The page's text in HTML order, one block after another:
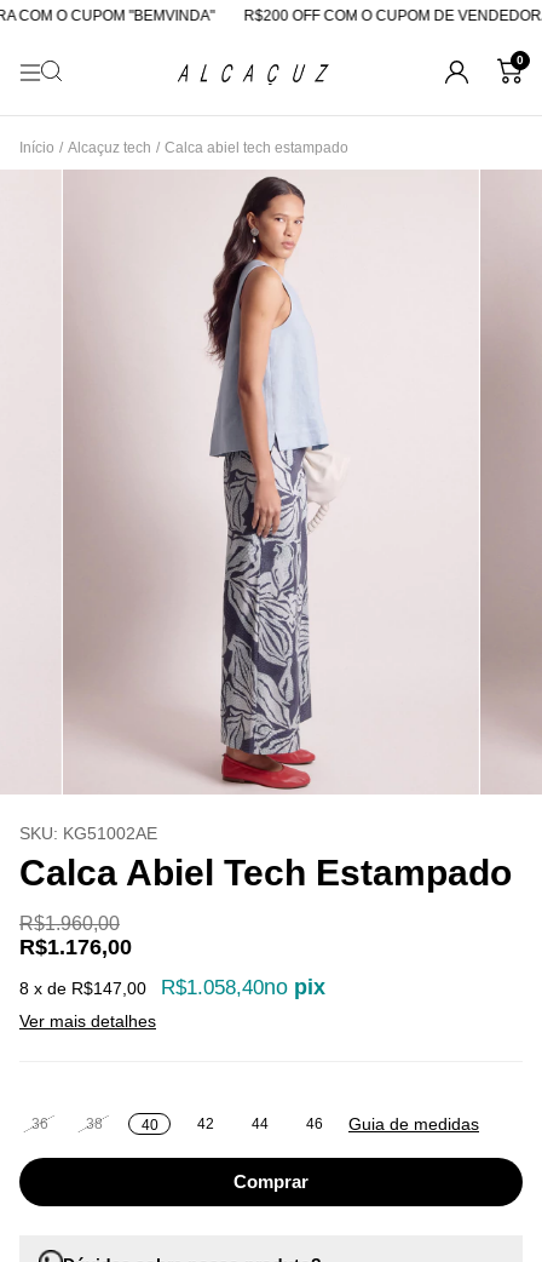
O CUPOM "BEMVINDA" R$200 OFF COM O CUPOM DE VENDEDORA
0
Início / Alcaçuz tech / Calca abiel tech estampado
SKU: KG51002AE
Calca Abiel Tech Estampado
R$1.960,00
R$1.176,00
8 x de R$147,00 R$1.058,40no pix
Ver mais detalhes
36 38 40 42 44 46 Guia de medidas